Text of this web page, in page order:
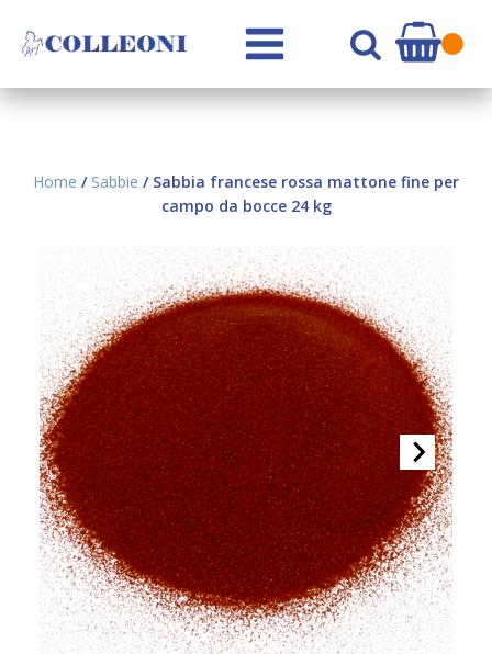
Home / Sabbie / Sabbia francese rossa mattone fine per
campo da bocce 24 kg